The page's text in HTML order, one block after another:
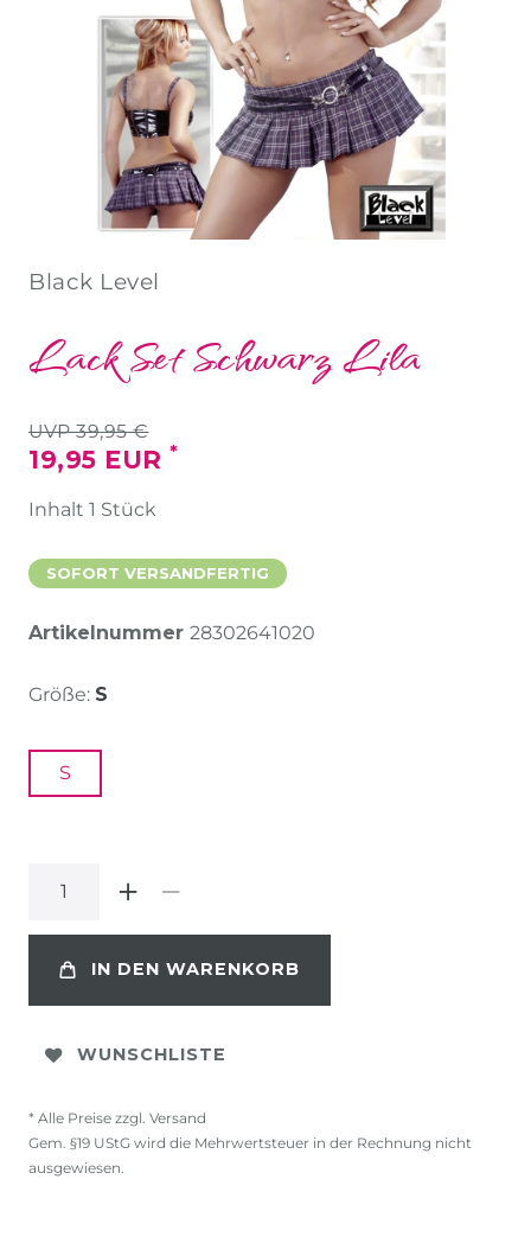
Black Level
Lack Set Schwarz Lila
UVP 39,95 €
19,95 EUR *
Inhalt 1 Stück
SOFORT VERSANDFERTIG
Artikelnummer 28302641020
Größe: S
S
IN DEN WARENKORB
WUNSCHLISTE
* Alle Preise zzgl. Versand
Gem. §19 UStG wird die Mehrwertsteuer in der Rechnung nicht
ausgewiesen.